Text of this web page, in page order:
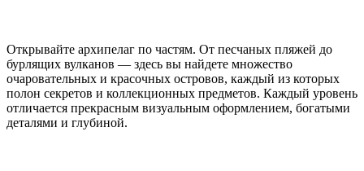
Открывайте архипелаг по частям. От песчаных пляжей до
бурлящих вулканов — здесь вы найдете множество
очаровательных и красочных островов, каждый из которых
полон секретов и коллекционных предметов. Каждый уровень
отличается прекрасным визуальным оформлением, богатыми
деталями и глубиной.